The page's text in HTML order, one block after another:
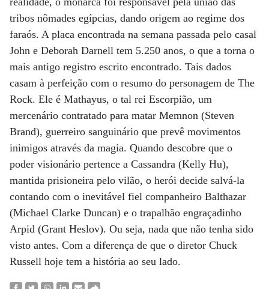
tribos nômades egípcias, dando origem ao regime dos
faraós. A placa encontrada na semana passada pelo casal
John e Deborah Darnell tem 5.250 anos, o que a torna o
mais antigo registro escrito encontrado. Tais dados
casam à perfeição com o resumo do personagem de The
Rock. Ele é Mathayus, o tal rei Escorpião, um
mercenário contratado para matar Memnon (Steven
Brand), guerreiro sanguinário que prevê movimentos
inimigos através da magia. Quando descobre que o
poder visionário pertence a Cassandra (Kelly Hu),
mantida prisioneira pelo vilão, o herói decide salvá-la
contando com o inevitável fiel companheiro Balthazar
(Michael Clarke Duncan) e o trapalhão engraçadinho
Arpid (Grant Heslov). Ou seja, nada que não tenha sido
visto antes. Com a diferença de que o diretor Chuck
Russell hoje tem a história ao seu lado.